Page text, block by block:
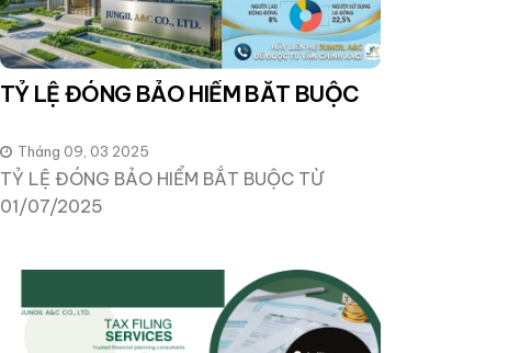
TỶ LỆ ĐÓNG BẢO HIỂM BẮT BUỘC
Tháng 09, 03 2025
TỶ LỆ ĐÓNG BẢO HIỂM BẮT BUỘC TỪ
01/07/2025